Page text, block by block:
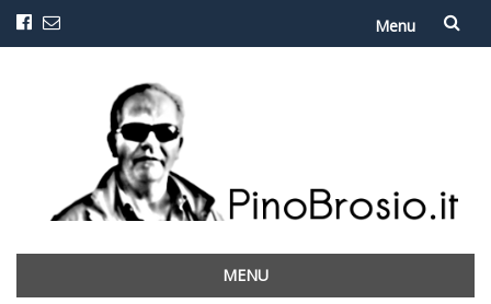
Menu
contenuto
MENU